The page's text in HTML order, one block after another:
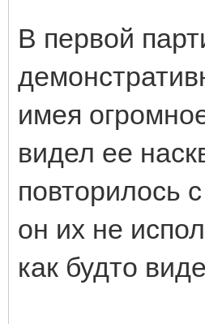
В первой
имея
видел ее
повторилось
он их не
как будто